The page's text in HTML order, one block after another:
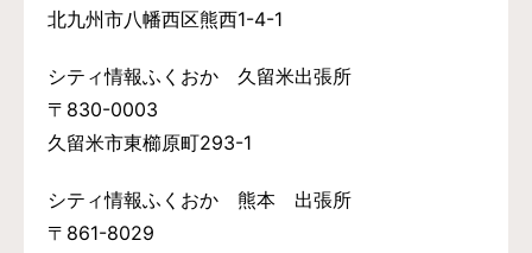
北九州市八幡西区熊西1-4-1
シティ情報ふくおか 久留米出張所
〒830-0003
久留米市東櫛原町293-1
シティ情報ふくおか 熊本 出張所
〒861-8029